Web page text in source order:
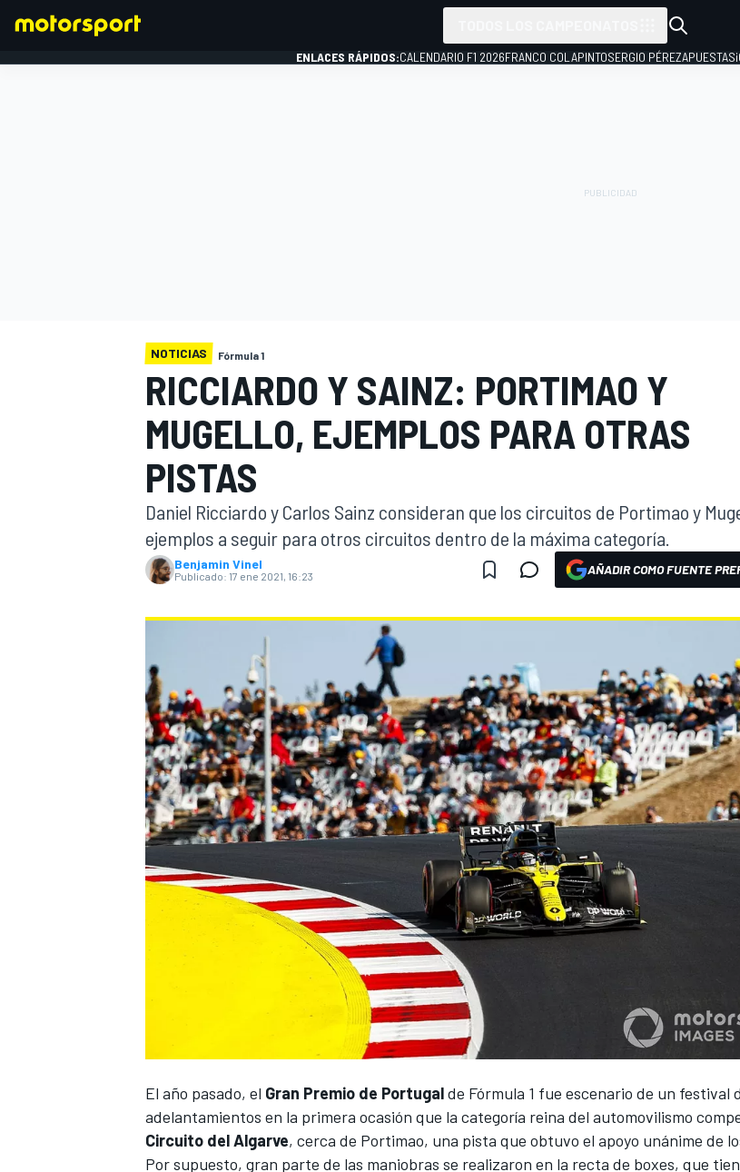
INDYCAR
MOTOGP
ENLACES RÁPIDOS:CALENDARIO F1 2026FRANCO COLAPINTOSERGIO PÉREZAPUESTAS
NOTICIAS Fórmula 1
RICCIARDO Y SAINZ: PORTIMAO Y
MUGELLO, EJEMPLOS PARA OTRAS
PISTAS
Daniel Ricciardo y Carlos Sainz consideran que los circuitos de Portimao y
ejemplos a seguir para otros circuitos dentro de la máxima categoría.
Benjamin Vinel
Publicado: 17 ene 2021, 16:23 AÑADIR COMO FUENTE
El año pasado, el Gran Premio de Portugalde Fórmula 1 fue escenario de un festival
adelantamientos en la primera ocasión que la categoría reina del automovilismo
Circuito del Algarve, cerca de Portimao, una pista que obtuvo el apoyo unánime de
Por supuesto, gran parte de las maniobras se realizaron en la recta de boxes, que